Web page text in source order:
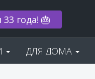
года! 🎂
ДЛЯ ДОМА